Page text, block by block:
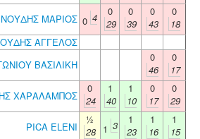
ΜΑΡΙΟΣ 0 4
0
29
0
39
0
43
0
18
ΑΓΓΕΛΟΣ
ΒΑΣΙΛΙΚΗ
0
46
0
17
ΧΑΡΑΛΑΜΠΟΣ
0
24
1
40
1
10
0
17
0
29
PICA ELENI
½
28 1 3
1
23
1
16
1
15